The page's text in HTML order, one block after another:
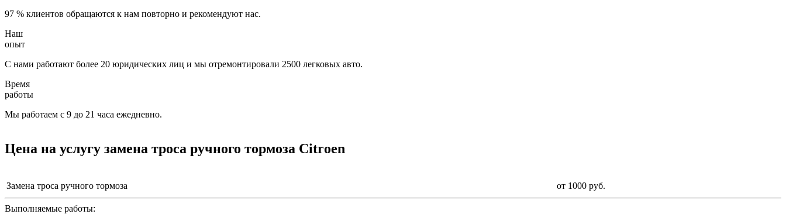
97 % клиентов обращаются к нам повторно и рекомендуют нас.
Наш
опыт
С нами работают более 20 юридических лиц и мы отремонтировали 2500 легковых авто.
Время
работы
Мы работаем с 9 до 21 часа ежедневно.
Цена на услугу замена троса ручного тормоза Citroen
Замена троса ручного тормоза от 1000 руб.
Выполняемые работы: